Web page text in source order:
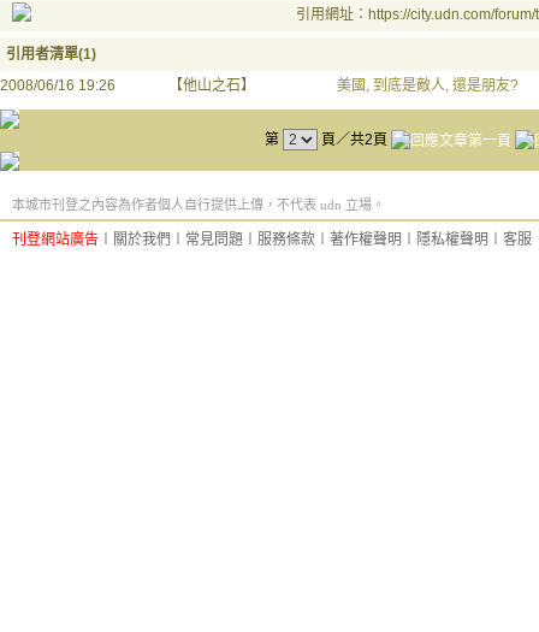
引用網址：https://city.udn.com/
引用者清單(1)
2008/06/16 19:26
【他山之石】 美國, 到底是敵人, 還是朋友?
第 頁／共2頁
本城市刊登之內容為作者個人自行提供上傳，不代表 udn 立場。
刊登網站廣告 關於我們 常見問題 服務條款 著作權聲明 隱私權聲明 客服